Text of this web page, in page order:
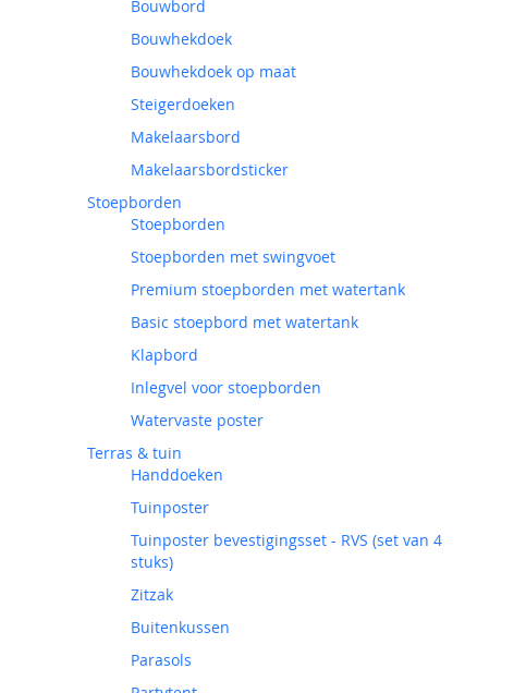
Bouwbord
Bouwhekdoek
Bouwhekdoek op maat
Steigerdoeken
Makelaarsbord
Makelaarsbordsticker
Stoepborden
Stoepborden
Stoepborden met swingvoet
Premium stoepborden met watertank
Basic stoepbord met watertank
Klapbord
Inlegvel voor stoepborden
Watervaste poster
Terras & tuin
Handdoeken
Tuinposter
Tuinposter bevestigingsset - RVS (set van 4
stuks)
Zitzak
Buitenkussen
Parasols